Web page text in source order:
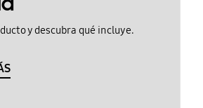
y descubra qué incluye.